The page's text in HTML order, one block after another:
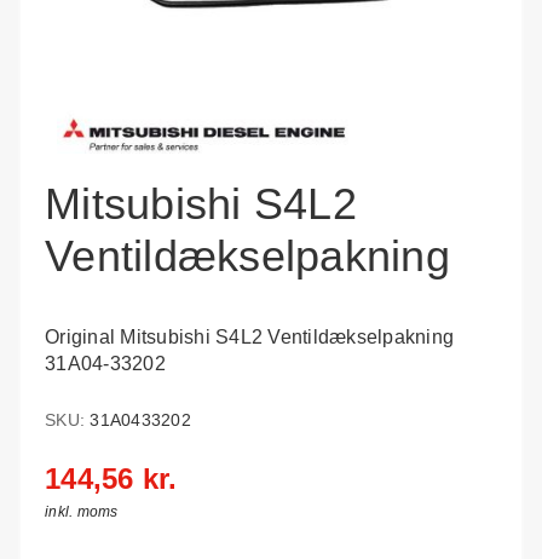
Mitsubishi S4L2
Ventildækselpakning
Original Mitsubishi S4L2 Ventildækselpakning
31A04-33202
SKU: 31A0433202
144,56 kr.
inkl. moms